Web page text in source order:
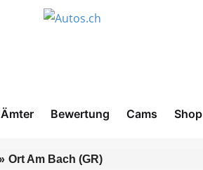
Ämter Bewertung Cams Shop
Ort Am Bach (GR)